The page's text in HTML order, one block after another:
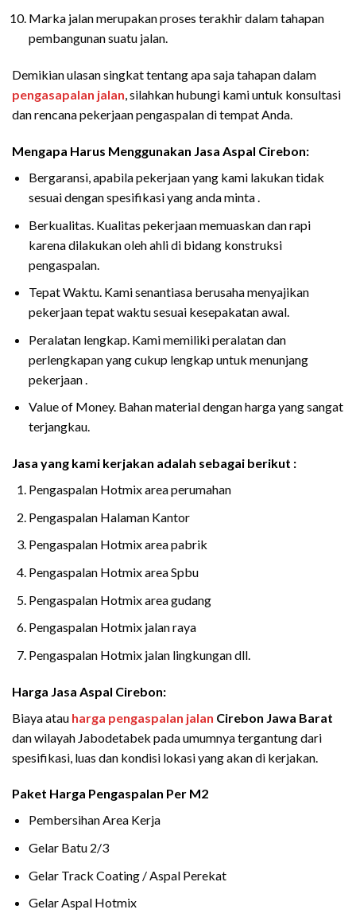
Marka jalan merupakan proses terakhir dalam tahapan
pembangunan suatu jalan.
Demikian ulasan singkat tentang apa saja tahapan dalam
pengasapalan jalan, silahkan hubungi kami untuk konsultasi
dan rencana pekerjaan pengaspalan di tempat Anda.
Mengapa Harus Menggunakan Jasa Aspal Cirebon:
Bergaransi, apabila pekerjaan yang kami lakukan tidak
sesuai dengan spesifikasi yang anda minta .
Berkualitas. Kualitas pekerjaan memuaskan dan rapi
karena dilakukan oleh ahli di bidang konstruksi
pengaspalan.
Tepat Waktu. Kami senantiasa berusaha menyajikan
pekerjaan tepat waktu sesuai kesepakatan awal.
Peralatan lengkap. Kami memiliki peralatan dan
perlengkapan yang cukup lengkap untuk menunjang
pekerjaan .
Value of Money. Bahan material dengan harga yang sangat
terjangkau.
Jasa yang kami kerjakan adalah sebagai berikut :
Pengaspalan Hotmix area perumahan
Pengaspalan Halaman Kantor
Pengaspalan Hotmix area pabrik
Pengaspalan Hotmix area Spbu
Pengaspalan Hotmix area gudang
Pengaspalan Hotmix jalan raya
Pengaspalan Hotmix jalan lingkungan dll.
Harga Jasa Aspal Cirebon:
Biaya atau harga pengaspalan jalan Cirebon Jawa Barat
dan wilayah Jabodetabek pada umumnya tergantung dari
spesifikasi, luas dan kondisi lokasi yang akan di kerjakan.
Paket Harga Pengaspalan Per M2
Pembersihan Area Kerja
Gelar Batu 2/3
Gelar Track Coating / Aspal Perekat
Gelar Aspal Hotmix